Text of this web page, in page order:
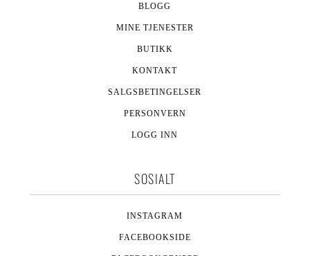
BLOGG
MINE TJENESTER
BUTIKK
KONTAKT
SALGSBETINGELSER
PERSONVERN
LOGG INN
SOSIALT
INSTAGRAM
FACEBOOKSIDE